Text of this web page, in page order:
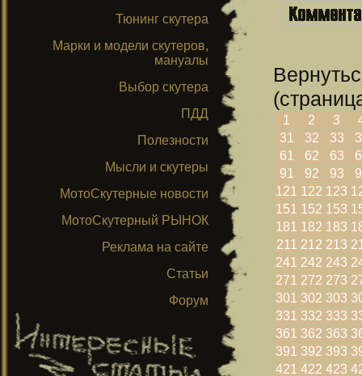
Тюнинг скутера
Марки и модели скутеров,
мануалы
Выбор скутера
ПДД
Полезности
Мысли и скутеры
МотоСкутерные новости
МотоСкутерный РЫНОК
Реклама на сайте
Статьи
Форум
1 2 3
31
32 33
61
62 63
91
92 93
121 122 123
151 152 153
181 182 183
211 212 213
241 242 243
271 272 273
301 302 303
331 332 333
361 362 363
391 392 393
421 422 423